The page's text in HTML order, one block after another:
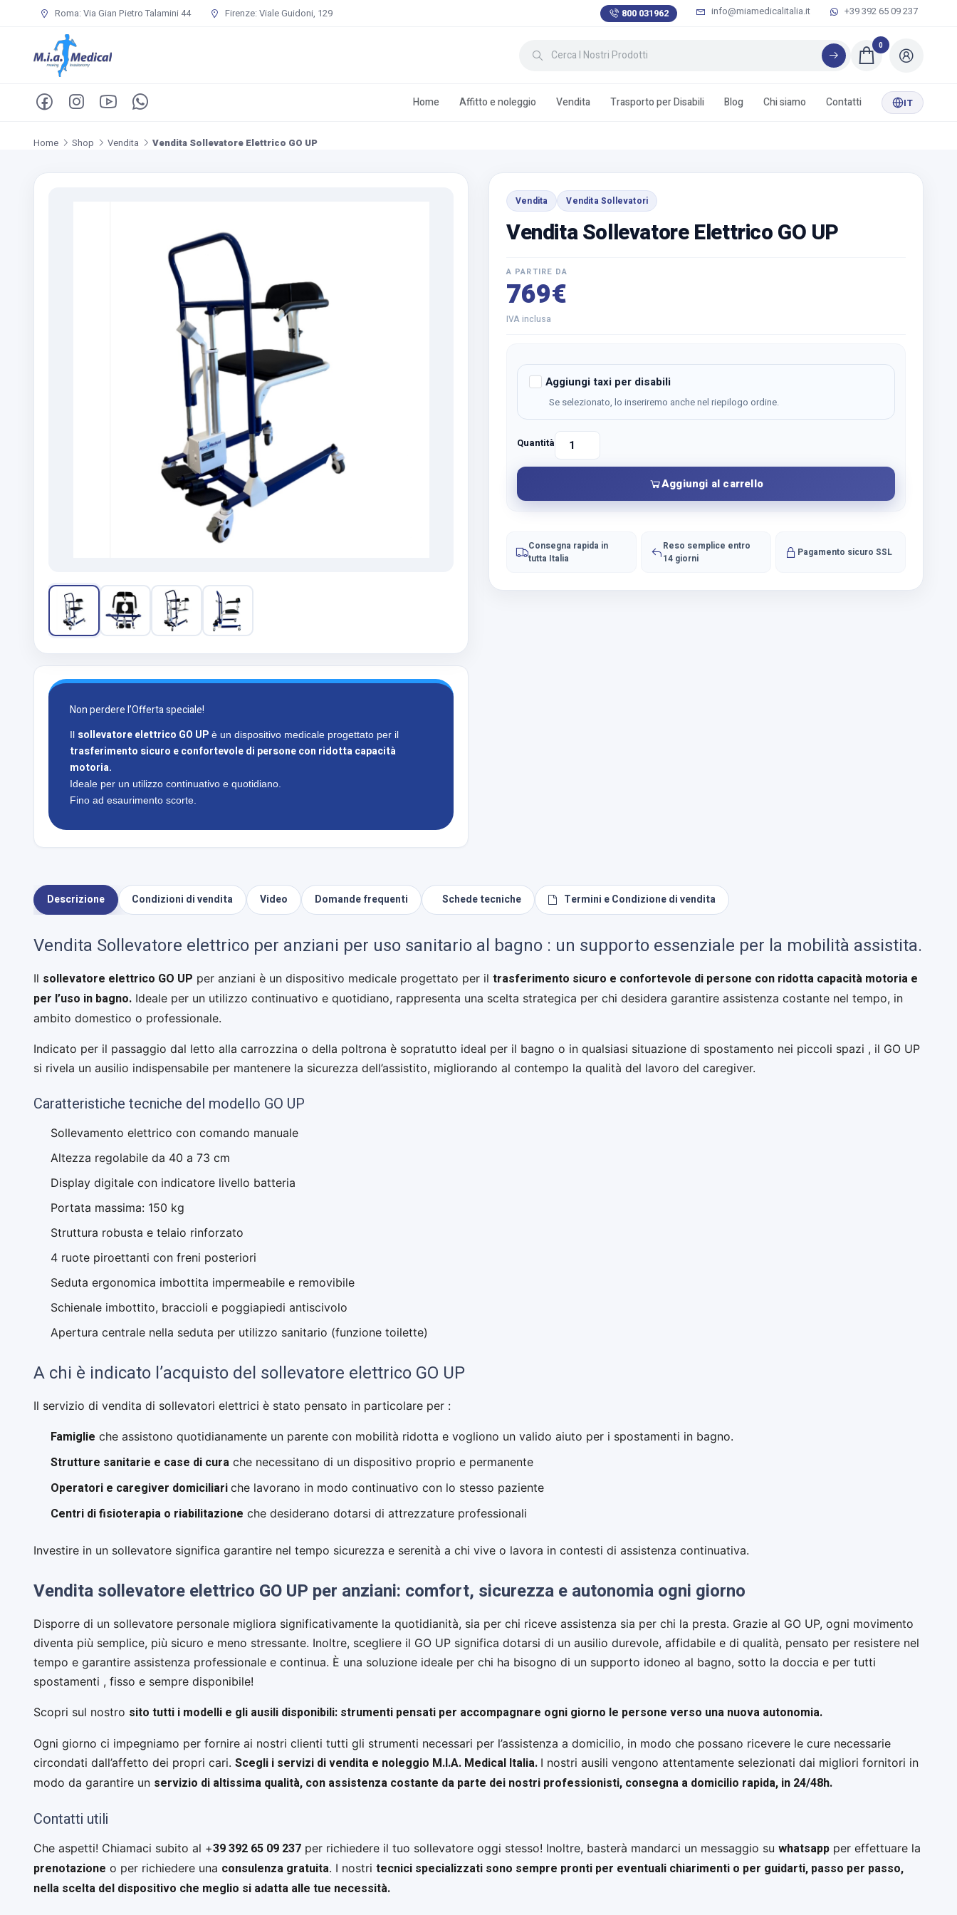
Roma: Via Gian Pietro Talamini 44 Firenze: Viale Guidoni, 129 800 031962 info@miamedicalitalia.it +39 392 65 09 237
0
Home Affitto e noleggio Vendita Trasporto per Disabili Blog Chi siamo Contatti IT
Home Shop Vendita Vendita Sollevatore Elettrico GO UP
Non perdere l’Offerta speciale!
Il sollevatore elettrico GO UP è un dispositivo medicale progettato per il
trasferimento sicuro e confortevole di persone con ridotta capacità
motoria.
Ideale per un utilizzo continuativo e quotidiano.
Fino ad esaurimento scorte.
Vendita Vendita Sollevatori
Vendita Sollevatore Elettrico GO UP
A PARTIRE DA
769€
IVA inclusa
Aggiungi taxi per disabili
Se selezionato, lo inseriremo anche nel riepilogo ordine.
Quantità
Vendita
Sollevatore
UP
Aggiungi al carrello
Consegna rapida in
tutta Italia
Reso semplice entro
14 giorni
Pagamento sicuro SSL
Descrizione Condizioni di vendita Video Domande frequenti Schede tecniche Termini e Condizione di vendita
Vendita Sollevatore elettrico per anziani per uso sanitario al bagno : un supporto essenziale per la mobilità assistita.
Il sollevatore elettrico GO UP per anziani è un dispositivo medicale progettato per il trasferimento sicuro e confortevole di persone con ridotta capacità motoria e
per l’uso in bagno. Ideale per un utilizzo continuativo e quotidiano, rappresenta una scelta strategica per chi desidera garantire assistenza costante nel tempo, in
ambito domestico o professionale.
Indicato per il passaggio dal letto alla carrozzina o della poltrona è sopratutto ideal per il bagno o in qualsiasi situazione di spostamento nei piccoli spazi , il GO UP
si rivela un ausilio indispensabile per mantenere la sicurezza dell’assistito, migliorando al contempo la qualità del lavoro del caregiver.
Caratteristiche tecniche del modello GO UP
Sollevamento elettrico con comando manuale
Altezza regolabile da 40 a 73 cm
Display digitale con indicatore livello batteria
Portata massima: 150 kg
Struttura robusta e telaio rinforzato
4 ruote piroettanti con freni posteriori
Seduta ergonomica imbottita impermeabile e removibile
Schienale imbottito, braccioli e poggiapiedi antiscivolo
Apertura centrale nella seduta per utilizzo sanitario (funzione toilette)
A chi è indicato l’acquisto del sollevatore elettrico GO UP
Il servizio di vendita di sollevatori elettrici è stato pensato in particolare per :
Famiglie che assistono quotidianamente un parente con mobilità ridotta e vogliono un valido aiuto per i spostamenti in bagno.
Strutture sanitarie e case di cura che necessitano di un dispositivo proprio e permanente
Operatori e caregiver domiciliari che lavorano in modo continuativo con lo stesso paziente
Centri di fisioterapia o riabilitazione che desiderano dotarsi di attrezzature professionali
Investire in un sollevatore significa garantire nel tempo sicurezza e serenità a chi vive o lavora in contesti di assistenza continuativa.
Vendita sollevatore elettrico GO UP per anziani: comfort, sicurezza e autonomia ogni giorno
Disporre di un sollevatore personale migliora significativamente la quotidianità, sia per chi riceve assistenza sia per chi la presta. Grazie al GO UP, ogni movimento
diventa più semplice, più sicuro e meno stressante. Inoltre, scegliere il GO UP significa dotarsi di un ausilio durevole, affidabile e di qualità, pensato per resistere nel
tempo e garantire assistenza professionale e continua. È una soluzione ideale per chi ha bisogno di un supporto idoneo al bagno, sotto la doccia e per tutti
spostamenti , fisso e sempre disponibile!
Scopri sul nostro sito tutti i modelli e gli ausili disponibili: strumenti pensati per accompagnare ogni giorno le persone verso una nuova autonomia.
Ogni giorno ci impegniamo per fornire ai nostri clienti tutti gli strumenti necessari per l’assistenza a domicilio, in modo che possano ricevere le cure necessarie
circondati dall’affetto dei propri cari. Scegli i servizi di vendita e noleggio M.I.A. Medical Italia. I nostri ausili vengono attentamente selezionati dai migliori fornitori in
modo da garantire un servizio di altissima qualità, con assistenza costante da parte dei nostri professionisti, consegna a domicilio rapida, in 24/48h.
Contatti utili
Che aspetti! Chiamaci subito al +39 392 65 09 237 per richiedere il tuo sollevatore oggi stesso! Inoltre, basterà mandarci un messaggio su whatsapp per effettuare la
prenotazione o per richiedere una consulenza gratuita. I nostri tecnici specializzati sono sempre pronti per eventuali chiarimenti o per guidarti, passo per passo,
nella scelta del dispositivo che meglio si adatta alle tue necessità.